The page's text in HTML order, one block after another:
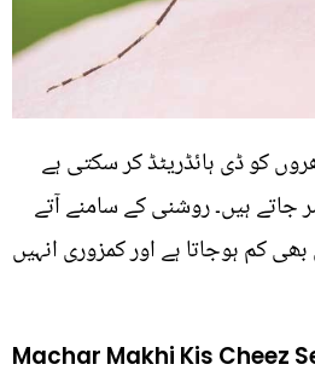
کو ڈی ہائڈریٹڈ کر سکتی ہے
ہیں۔ روشنی کے سامنے آتے
کم ہوجاتا ہے اور کمزوری انہیں
Machar Makhi Kis Cheez